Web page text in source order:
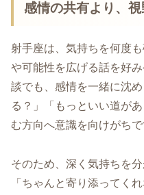
感情の共有より、
射手座は、気持ちを何度
や可能性を広げる話を好
談でも、感情を一緒に沈
る？」「もっといい道が
む方向へ意識を向けがちで
そのため、深く気持ちを
「ちゃんと寄り添ってく